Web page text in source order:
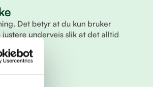
Det betyr at du kun bruker
underveis slik at det alltid